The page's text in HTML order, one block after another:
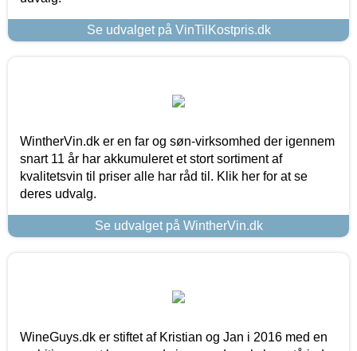
Se udvalget på VinTilKostpris.dk
WintherVin.dk er en far og søn-virksomhed der igennem
snart 11 år har akkumuleret et stort sortiment af
kvalitetsvin til priser alle har råd til. Klik her for at se
deres udvalg.
Se udvalget på WintherVin.dk
WineGuys.dk er stiftet af Kristian og Jan i 2016 med en